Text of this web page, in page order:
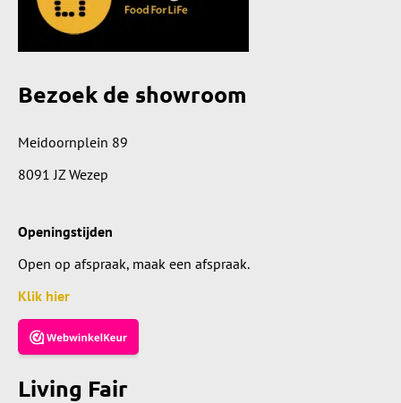
Bezoek de showroom
Meidoornplein 89
8091 JZ Wezep
Openingstijden
Open op afspraak, maak een afspraak.
Klik hier
Living Fair